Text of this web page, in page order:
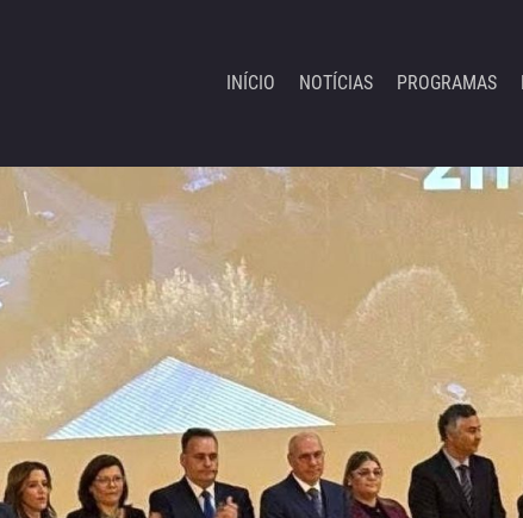
INÍCIO NOTÍCIAS PROGRAMAS